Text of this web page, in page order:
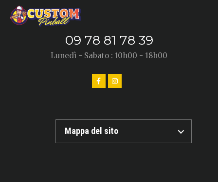
09 78 81 78 39
Lunedì - Sabato : 10h00 - 18h00
Mappa del sito